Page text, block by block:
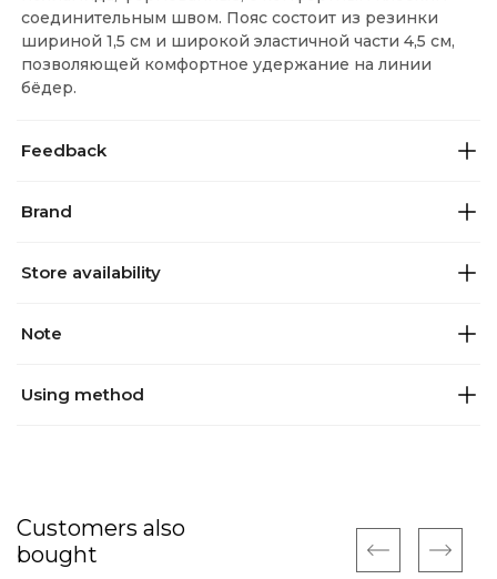
соединительным швом. Пояс состоит из резинки
шириной 1,5 см и широкой эластичной части 4,5 см,
позволяющей комфортное удержание на линии
бёдер.
Feedback
Brand
Store availability
Note
Using method
Customers also
bought